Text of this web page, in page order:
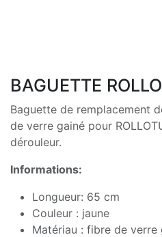
BAGUETTE
Baguette de remplacement
de verre gainé pour
dérouleur.
Informations:
Longueur: 65 cm
Couleur : jaune
Matériau : fibre de verre